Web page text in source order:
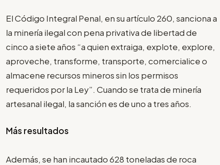
El Código Integral Penal, en su artículo 260, sanciona a
la minería ilegal con pena privativa de libertad de
cinco a siete años “a quien extraiga, explote, explore,
aproveche, transforme, transporte, comercialice o
almacene recursos mineros sin los permisos
requeridos por la Ley”. Cuando se trata de minería
artesanal ilegal, la sanción es de uno a tres años.
Más resultados
Además, se han incautado 628 toneladas de roca